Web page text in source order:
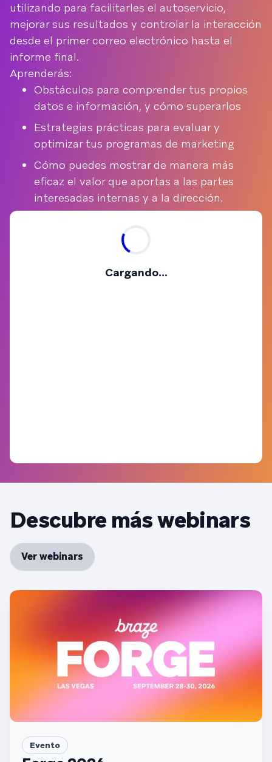
utilizando para facilitarles el autoservicio,
mejorar sus resultados y controlar la interacción
desde el primer correo electrónico hasta el
informe final.
Aprenderás:
Obstáculos para comprender tus propios
datos e información, y cómo superarlos
Estrategias prácticas para evaluar y
optimizar tus programas de marketing
Cómo puedes mostrar de manera más
eficaz el valor que aportas a las partes
interesadas internas y a la dirección.
Cargando...
Descubre más webinars
Ver webinars
Evento